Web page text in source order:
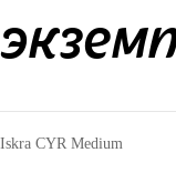
Iskra CYR Medium